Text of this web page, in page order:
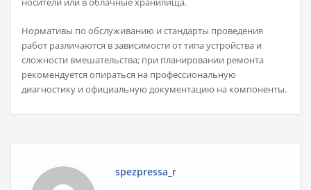
Нормативы по обслуживанию и стандарты проведения
работ различаются в зависимости от типа устройства и
сложности вмешательства; при планировании ремонта
рекомендуется опираться на профессиональную
диагностику и официальную документацию на компоненты.
spezpressa_r